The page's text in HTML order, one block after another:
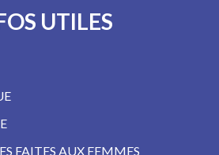
UTILES
FAITES AUX FEMMES